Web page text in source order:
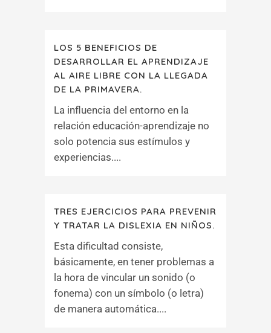
LOS 5 BENEFICIOS DE
DESARROLLAR EL APRENDIZAJE
AL AIRE LIBRE CON LA LLEGADA
DE LA PRIMAVERA.
La influencia del entorno en la
relación educación-aprendizaje no
solo potencia sus estímulos y
experiencias....
TRES EJERCICIOS PARA PREVENIR
Y TRATAR LA DISLEXIA EN NIÑOS.
Esta dificultad consiste,
básicamente, en tener problemas a
la hora de vincular un sonido (o
fonema) con un símbolo (o letra)
de manera automática....